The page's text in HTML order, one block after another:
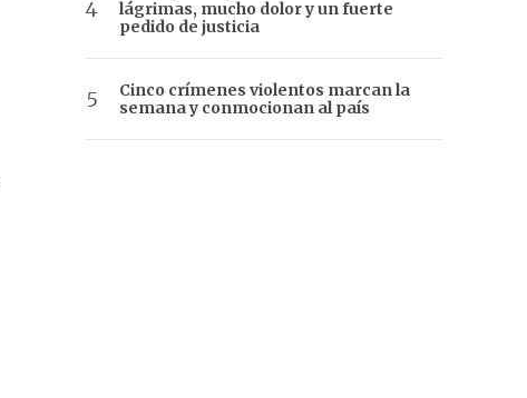
lágrimas, mucho dolor y un fuerte
pedido de justicia
Cinco crímenes violentos marcan la
semana y conmocionan al país